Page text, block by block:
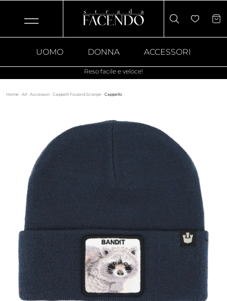
UOMO DONNA ACCESSORI
Reso facile e veloce!
Home · All · Accessori · Cappelli Foulard Sciarpe · Cappello